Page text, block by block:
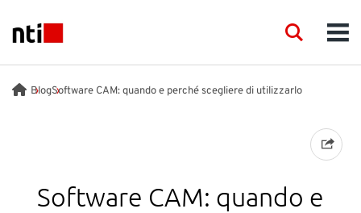
NTI logo
INDUSTRIE
PRODOTTI
Search
BlogSoftware CAM: quando e perché scegliere di utilizzarlo
Software CAM: quando e